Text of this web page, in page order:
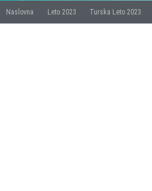
Naslovna Leto 2023 Turska Leto 2023